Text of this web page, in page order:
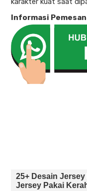
Informasi
25+ Desain
Jersey Pakai